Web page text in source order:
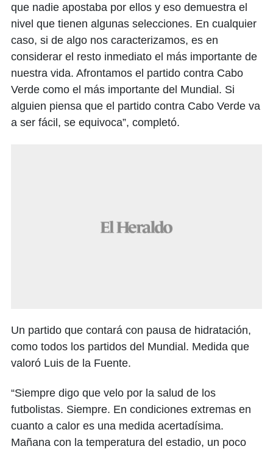
que nadie apostaba por ellos y eso demuestra el
nivel que tienen algunas selecciones. En cualquier
caso, si de algo nos caracterizamos, es en
considerar el resto inmediato el más importante de
nuestra vida. Afrontamos el partido contra Cabo
Verde como el más importante del Mundial. Si
alguien piensa que el partido contra Cabo Verde va
a ser fácil, se equivoca”, completó.
Un partido que contará con pausa de hidratación,
como todos los partidos del Mundial. Medida que
valoró Luis de la Fuente.
“Siempre digo que velo por la salud de los
futbolistas. Siempre. En condiciones extremas en
cuanto a calor es una medida acertadísima.
Mañana con la temperatura del estadio, un poco